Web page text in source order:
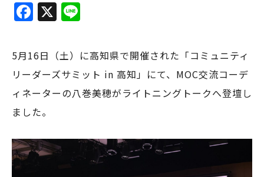
F
a
c
e
b
o
o
k
X
e
5月16日（土）に高知県で開催された「コミュニティ
リーダーズサミット in 高知」にて、MOC交流コーデ
ィネーターの八巻美穂がライトニングトークへ登壇し
ました。